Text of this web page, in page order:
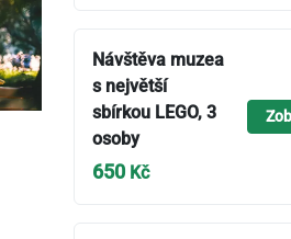
Návštěva muzea
s největší
sbírkou LEGO, 3
osoby
650 Kč